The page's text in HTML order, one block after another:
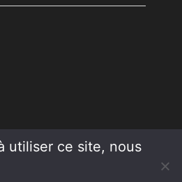
utiliser ce site, nous